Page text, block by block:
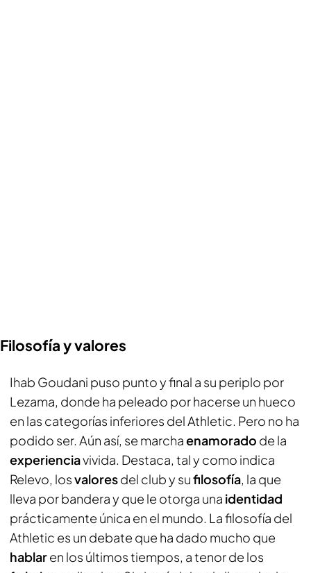
Filosofía y valores
Ihab Goudani puso punto y final a su periplo por
Lezama, donde ha peleado por hacerse un hueco
en las categorías inferiores del Athletic. Pero no ha
podido ser. Aún así, se marchaenamorado de la
experienciavivida. Destaca, tal y como indica
Relevo, losvaloresdel club y sufilosofía, la que
lleva por bandera y que le otorga una identidad
prácticamente única en el mundo. La filosofía del
Athletic es un debate que ha dado mucho que
hablaren los últimos tiempos, a tenor de los